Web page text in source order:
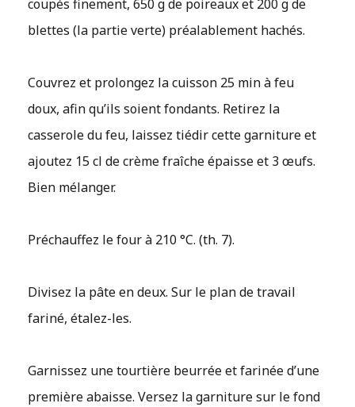
coupés finement, 650 g de poireaux et 200 g de
blettes (la partie verte) préalablement hachés.
Couvrez et prolongez la cuisson 25 min à feu
doux, afin qu’ils soient fondants. Retirez la
casserole du feu, laissez tiédir cette garniture et
ajoutez 15 cl de crème fraîche épaisse et 3 œufs.
Bien mélanger.
Préchauffez le four à 210 °C. (th. 7).
Divisez la pâte en deux. Sur le plan de travail
fariné, étalez-les.
Garnissez une tourtière beurrée et farinée d’une
première abaisse. Versez la garniture sur le fond